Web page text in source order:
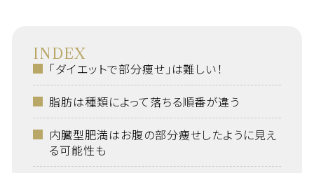
INDEX
「ダイエットで部分痩せ」は難しい！
脂肪は種類によって落ちる順番が違う
内臓型肥満はお腹の部分痩せしたように見え
る可能性も